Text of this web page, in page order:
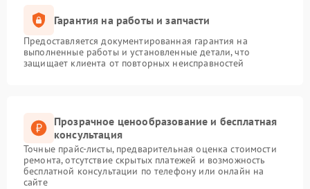
Гарантия на работы и запчасти
Предоставляется документированная гарантия на
выполненные работы и установленные детали, что
защищает клиента от повторных неисправностей
Прозрачное ценообразование и бесплатная
консультация
Точные прайс-листы, предварительная оценка стоимости
ремонта, отсутствие скрытых платежей и возможность
бесплатной консультации по телефону или онлайн на
сайте